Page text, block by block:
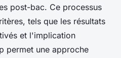
post-bac. Ce processus
tels que les résultats
et l'implication
permet une approche